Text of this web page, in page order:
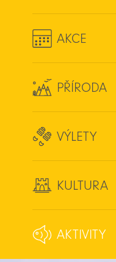
AKCE
PŘÍRODA
VÝLETY
KULTURA
AKTIVITY